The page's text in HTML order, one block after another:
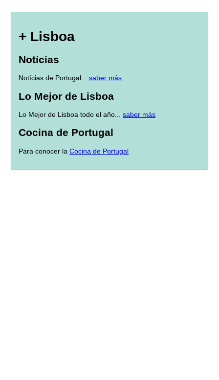
+ Lisboa
Notícias
Notícias de Portugal... saber más
Lo Mejor de Lisboa
Lo Mejor de Lisboa todo el año... saber más
Cocina de Portugal
Para conocer la Cocina de Portugal